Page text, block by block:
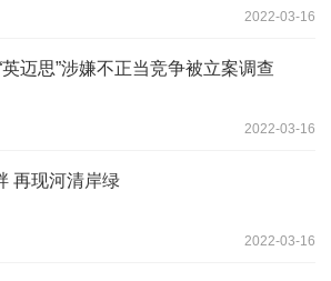
2022-03-16
英迈思”涉嫌不正当竞争被立案调查
2022-03-16
再现河清岸绿
2022-03-16